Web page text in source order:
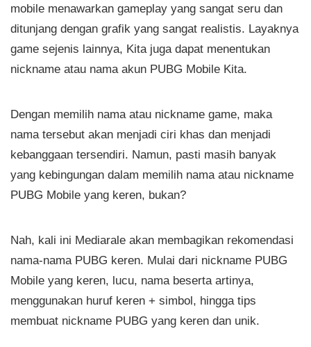
mobile menawarkan gameplay yang sangat seru dan
ditunjang dengan grafik yang sangat realistis. Layaknya
game sejenis lainnya, Kita juga dapat menentukan
nickname atau nama akun PUBG Mobile Kita.
Dengan memilih nama atau nickname game, maka
nama tersebut akan menjadi ciri khas dan menjadi
kebanggaan tersendiri. Namun, pasti masih banyak
yang kebingungan dalam memilih nama atau nickname
PUBG Mobile yang keren, bukan?
Nah, kali ini Mediarale akan membagikan rekomendasi
nama-nama PUBG keren. Mulai dari nickname PUBG
Mobile yang keren, lucu, nama beserta artinya,
menggunakan huruf keren + simbol, hingga tips
membuat nickname PUBG yang keren dan unik.